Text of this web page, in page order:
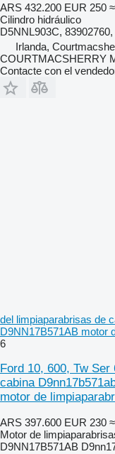
ARS 432.200 EUR 250
Cilindro hidráulico
D5NNL903C,
Irlanda,
COURTMACSHERRY
Contacte con el
del limpiaparabrisas de
D9NN17B571AB motor
6
Ford 10, 600, Tw
cabina
motor de
ARS 397.600 EUR 230
Motor de
D9NN17B571AB